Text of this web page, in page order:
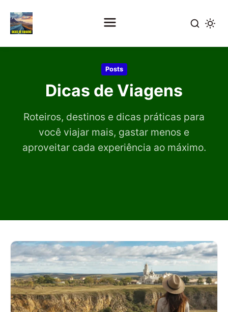
Posts
Dicas de Viagens
Roteiros, destinos e dicas práticas para
você viajar mais, gastar menos e
aproveitar cada experiência ao máximo.